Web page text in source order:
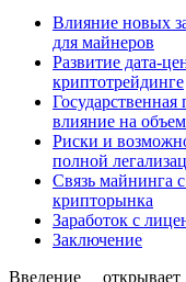
Влияние новых
для майнеров
Развитие дата-
криптотрейдинге
влияние на
Риски и
полной
Связь майнинга
крипторынка
Заработок с
Заключение
Введение